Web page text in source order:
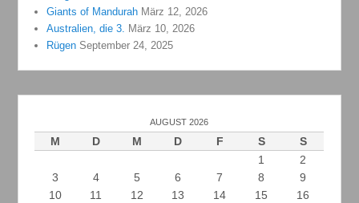
Giants of Mandurah März 12, 2026
Australien, die 3. März 10, 2026
Rügen September 24, 2025
AUGUST 2026
M D M D F S
S
1
2
3
4 5 6 7 8
9
10
11 12 13 14 15
16